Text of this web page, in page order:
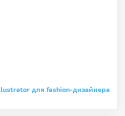
для fashion-дизайнера